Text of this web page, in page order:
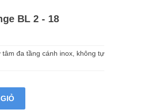
BL 2 - 18
đa tầng cánh inox, không tự